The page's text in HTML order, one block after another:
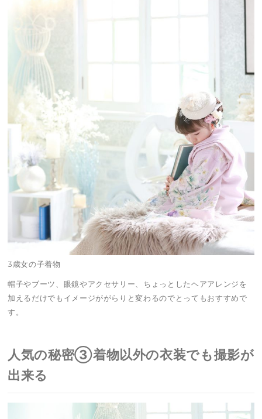
3歳女の子着物
帽子やブーツ、眼鏡やアクセサリー、ちょっとしたヘアアレンジを
加えるだけでもイメージががらりと変わるのでとってもおすすめで
す。
人気の秘密③着物以外の衣装でも撮影が
出来る